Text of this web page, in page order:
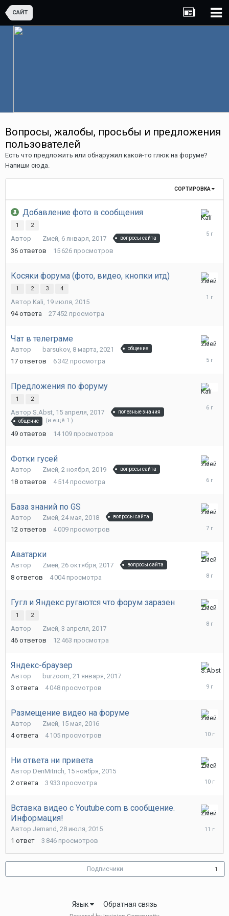
САЙТ
Вопросы, жалобы, просьбы и предложения
пользователей
Есть что предложить или обнаружил какой-то глюк на форуме?
Напиши сюда.
СОРТИРОВКА
Добавление фото в сообщения
1 2
Автор Zмей, 6 января, 2017 вопросы сайта
36 ответов 15 626 просмотров
21
января,
Косяки форума (фото, видео, кнопки итд)
1 2 3 4
Автор Kali 19 июля, 2015
94 ответа 27 452 просмотра
25
мая,
Чат в телеграме
Автор barsukov, 8 марта, 2021 общение
17 ответов 6 342 просмотра
24
марта,
Предложения по форуму
1 2
Автор S.Abst, 15 апреля, 2017
полезные знания
общение
(и ещё 1 )
49 ответов 14 109 просмотров
25
июня,
Фотки гусей
Автор Zмей, 2 ноября, 2019 вопросы сайта
18 ответов 4 514 просмотра
13
ноября,
База знаний по GS
Автор Zмей 24 мая, 2018 вопросы сайта
12 ответов 4 009 просмотров
15
марта,
Аватарки
Автор Zмей, 26 октября, 2017 вопросы сайта
8 ответов 4 004 просмотра
10
ноября,
Гугл и Яндекс ругаются что форум заразен
1 2
Автор Zмей 3 апреля, 2017
46 ответов 12 463 просмотра
13
октября,
Яндекс-браузер
Автор burzoom 21 января, 2017
3 ответа 4 048 просмотров
3
апреля,
Размещение видео на форуме
Автор Zмей 15 мая, 2016
4 ответа 4 105 просмотров
23
мая,
Ни ответа ни привета
Автор DenMitrich 15 ноября, 2015
2 ответа 3 933 просмотра
15
ноября,
Вставка видео с Youtube.com в сообщение.
Информация!
Автор Jemand 28 июля, 2015
1 ответ 3 846 просмотров
2
августа,
Подписчики 1
Язык Обратная связь